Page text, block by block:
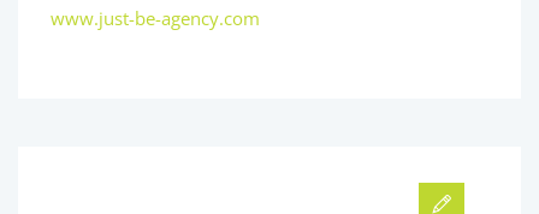
www.just-be-agency.com